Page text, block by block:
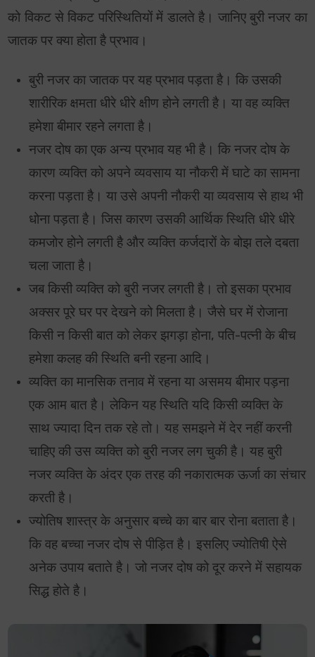
को विकट से विकट परिस्थितियों में डालते है। जानिए बुरी नजर का
जातक पर क्या होता है प्रभाव।
बुरी नजर का जातक पर यह प्रभाव पड़ता है। कि उसकी
शारीरिक क्षमता धीरे धीरे क्षीण होने लगती है। या वह व्यक्ति
हमेशा बीमार रहने लगता है।
नजर दोष का एक अन्य प्रभाव यह भी है। कि नजर दोष के
कारण व्यक्ति को अपने व्यवसाय या नौकरी में घाटे का सामना
करना पड़ता है। या उसे अपनी नौकरी या व्यवसाय से हाथ भी
धोना पड़ता है। जिस कारण उसकी आर्थिक स्थिति धीरे धीरे
कमजोर होने लगती है और व्यक्ति कर्जदारों के बोझ तले दबता
चला जाता है।
जब किसी व्यक्ति को बुरी नजर लगती है। तो इसका प्रभाव
अक्सर पूरे घर पर देखने को मिलता है। जैसे घर में रोजाना
किसी न किसी बात को लेकर झगड़ा होना, पति-पत्नी के बीच
हमेशा कलह की स्थिति बनी रहना आदि।
व्यक्ति का मानसिक तनाव में रहना या असमय बीमार पड़ना
एक आम बात है। लेकिन यह स्थिति यदि किसी व्यक्ति के
साथ ज्यादा दिन तक रहे तो। यह समझने में देर नहीं करनी
चाहिए की उस व्यक्ति को बुरी नजर लग चुकी है। यह बुरी
नजर व्यक्ति के अंदर एक तरह की नकारात्मक ऊर्जा का संचार
करती है।
ज्योतिष शास्त्र के अनुसार बच्चे का बार बार रोना बताता है।
कि वह बच्चा नजर दोष से पीड़ित है। इसलिए ज्योतिषी ऐसे
अनेक उपाय बताते है। जो नजर दोष को दूर करने में सहायक
सिद्ध होते है।